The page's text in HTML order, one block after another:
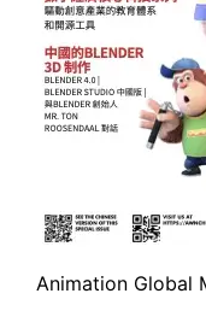
Animation Global